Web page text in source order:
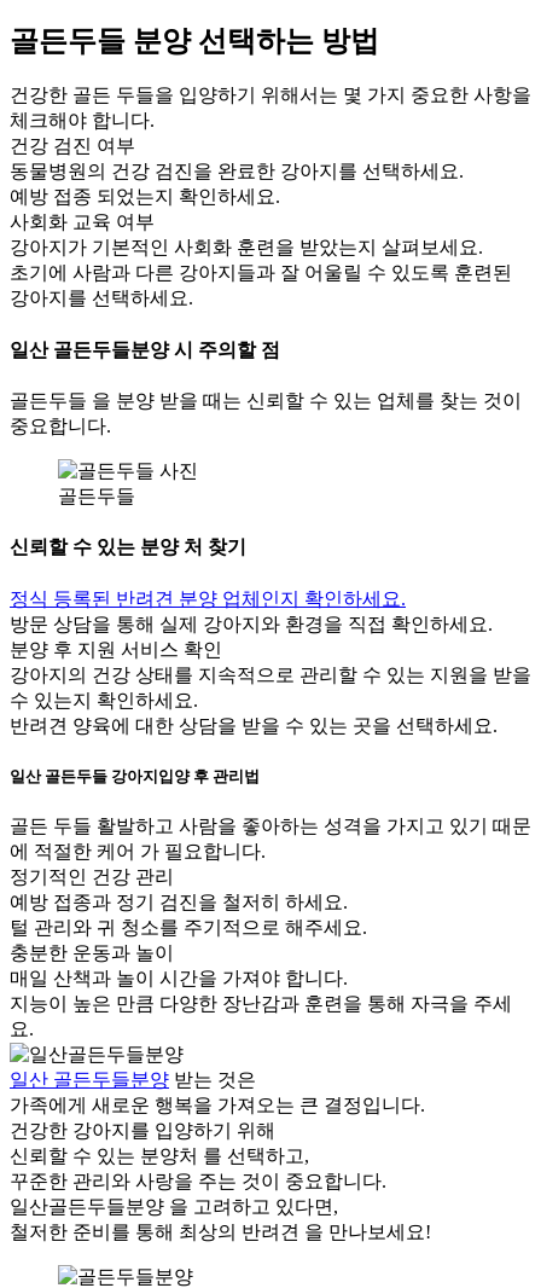
골든두들 분양 선택하는 방법
건강한 골든 두들을 입양하기 위해서는 몇 가지 중요한 사항을
체크해야 합니다.
건강 검진 여부
동물병원의 건강 검진을 완료한 강아지를 선택하세요.
예방 접종 되었는지 확인하세요.
사회화 교육 여부
강아지가 기본적인 사회화 훈련을 받았는지 살펴보세요.
초기에 사람과 다른 강아지들과 잘 어울릴 수 있도록 훈련된
강아지를 선택하세요.
일산 골든두들분양 시 주의할 점
골든두들 을 분양 받을 때는 신뢰할 수 있는 업체를 찾는 것이
중요합니다.
골든두들
신뢰할 수 있는 분양 처 찾기
정식 등록된 반려견 분양 업체인지 확인하세요.
방문 상담을 통해 실제 강아지와 환경을 직접 확인하세요.
분양 후 지원 서비스 확인
강아지의 건강 상태를 지속적으로 관리할 수 있는 지원을 받을
수 있는지 확인하세요.
반려견 양육에 대한 상담을 받을 수 있는 곳을 선택하세요.
일산 골든두들 강아지입양 후 관리법
골든 두들 활발하고 사람을 좋아하는 성격을 가지고 있기 때문
에 적절한 케어 가 필요합니다.
정기적인 건강 관리
예방 접종과 정기 검진을 철저히 하세요.
털 관리와 귀 청소를 주기적으로 해주세요.
충분한 운동과 놀이
매일 산책과 놀이 시간을 가져야 합니다.
지능이 높은 만큼 다양한 장난감과 훈련을 통해 자극을 주세
요.
일산 골든두들분양 받는 것은
가족에게 새로운 행복을 가져오는 큰 결정입니다.
건강한 강아지를 입양하기 위해
신뢰할 수 있는 분양처 를 선택하고,
꾸준한 관리와 사랑을 주는 것이 중요합니다.
일산골든두들분양 을 고려하고 있다면,
철저한 준비를 통해 최상의 반려견 을 만나보세요!